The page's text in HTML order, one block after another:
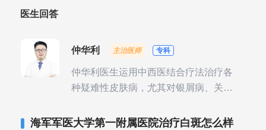
医生回答
仲华利 主治医师 专科
仲华利医生运用中西医结合疗法治疗各
种疑难性皮肤病，尤其对银屑病、关节
海军军医大学第一附属医院治疗白斑怎么样